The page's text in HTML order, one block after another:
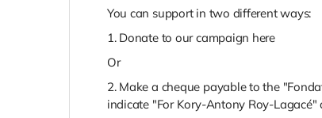
You can support in two different ways:
1. Donate to our campaign here
Or
2. Make a cheque payable to the
indicate "For Kory-Antony Roy-